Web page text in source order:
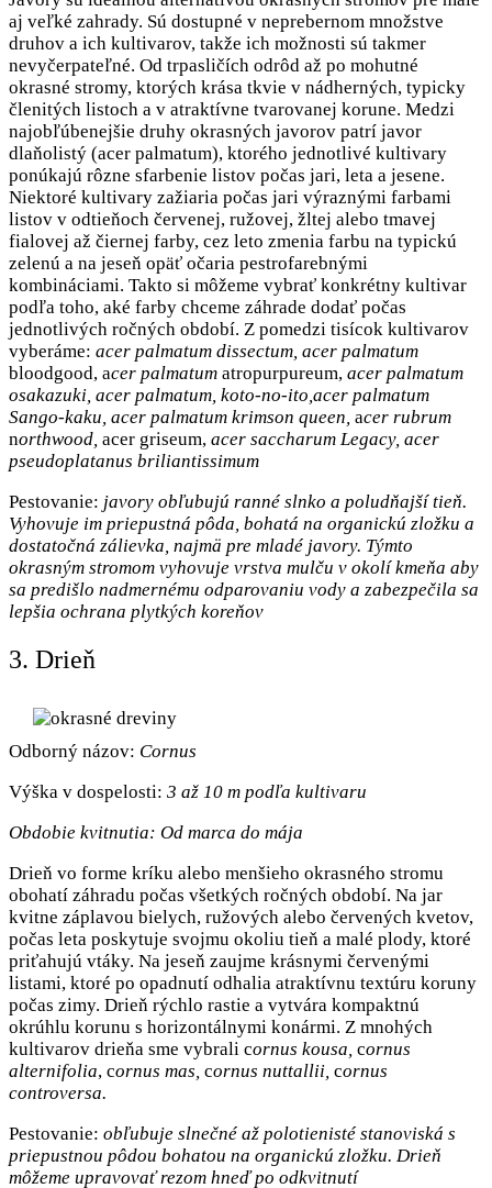
aj veľké zahrady. Sú dostupné v neprebernom množstve
druhov a ich kultivarov, takže ich možnosti sú takmer
nevyčerpateľné. Od trpasličích odrôd až po mohutné
okrasné stromy, ktorých krása tkvie v nádherných, typicky
členitých listoch a v atraktívne tvarovanej korune. Medzi
najobľúbenejšie druhy okrasných javorov patrí javor
dlaňolistý (acer palmatum), ktorého jednotlivé kultivary
ponúkajú rôzne sfarbenie listov počas jari, leta a jesene.
Niektoré kultivary zažiaria počas jari výraznými farbami
listov v odtieňoch červenej, ružovej, žltej alebo tmavej
fialovej až čiernej farby, cez leto zmenia farbu na typickú
zelenú a na jeseň opäť očaria pestrofarebnými
kombináciami. Takto si môžeme vybrať konkrétny kultivar
podľa toho, aké farby chceme záhrade dodať počas
jednotlivých ročných období. Z pomedzi tisícok kultivarov
vyberáme: acer palmatum dissectum, acer palmatum
bloodgood, acer palmatum atropurpureum, acer palmatum
osakazuki, acer palmatum, koto-no-ito,acer palmatum
Sango-kaku, acer palmatum krimson queen, acer rubrum
northwood, acer griseum, acer saccharum Legacy, acer
pseudoplatanus briliantissimum
Pestovanie: javory obľubujú ranné slnko a poludňajší tieň.
Vyhovuje im priepustná pôda, bohatá na organickú zložku a
dostatočná zálievka, najmä pre mladé javory. Týmto
okrasným stromom vyhovuje vrstva mulču v okolí kmeňa aby
sa predišlo nadmernému odparovaniu vody a zabezpečila sa
lepšia ochrana plytkých koreňov
3. Drieň
Odborný názov: Cornus
Výška v dospelosti: 3 až 10 m podľa kultivaru
Obdobie kvitnutia: Od marca do mája
Drieň vo forme kríku alebo menšieho okrasného stromu
obohatí záhradu počas všetkých ročných období. Na jar
kvitne záplavou bielych, ružových alebo červených kvetov,
počas leta poskytuje svojmu okoliu tieň a malé plody, ktoré
priťahujú vtáky. Na jeseň zaujme krásnymi červenými
listami, ktoré po opadnutí odhalia atraktívnu textúru koruny
počas zimy. Drieň rýchlo rastie a vytvára kompaktnú
okrúhlu korunu s horizontálnymi konármi. Z mnohých
kultivarov drieňa sme vybrali cornus kousa, cornus
alternifolia, cornus mas, cornus nuttallii, cornus
controversa.
Pestovanie: obľubuje slnečné až polotienisté stanoviská s
priepustnou pôdou bohatou na organickú zložku. Drieň
môžeme upravovať rezom hneď po odkvitnutí